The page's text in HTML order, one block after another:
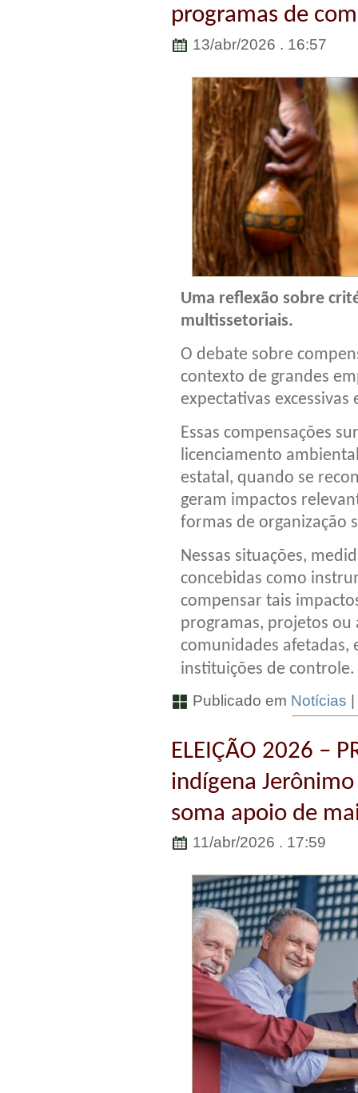
programas de
13/abr/2026 . 16:57
Uma reflexão sobre
multissetoriais.
O debate sobre
contexto de grandes
expectativas
Essas compensações
licenciamento
estatal, quando se
geram impactos
formas de organização
Nessas situações,
concebidas como
compensar tais
programas, projetos ou
comunidades afetadas,
instituições de controle.
Publicado em Notícias |
ELEIÇÃO 2026 –
indígena
soma apoio de
11/abr/2026 . 17:59